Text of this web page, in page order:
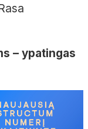
– ypatingas